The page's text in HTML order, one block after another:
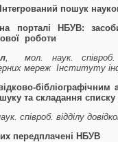
пошук
порталі НБУВ:
роботи
, мол. наук. співроб.
мереж Інституту
бібліографічним
та складання
співроб. відділу
передплачені НБУВ